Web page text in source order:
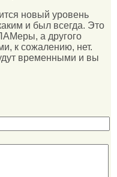
новый уровень
и был всегда. Это
а другого
к сожалению, нет.
временными и вы